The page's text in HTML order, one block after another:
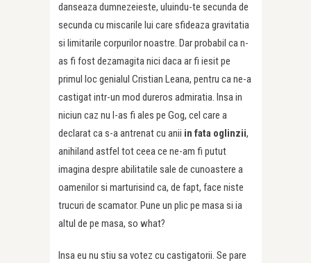
danseaza dumnezeieste, uluindu-te secunda de
secunda cu miscarile lui care sfideaza gravitatia
si limitarile corpurilor noastre. Dar probabil ca n-
as fi fost dezamagita nici daca ar fi iesit pe
primul loc genialul Cristian Leana, pentru ca ne-a
castigat intr-un mod dureros admiratia. Insa in
niciun caz nu l-as fi ales pe Gog, cel care a
declarat ca s-a antrenat cu anii in fata oglinzii,
anihiland astfel tot ceea ce ne-am fi putut
imagina despre abilitatile sale de cunoastere a
oamenilor si marturisind ca, de fapt, face niste
trucuri de scamator. Pune un plic pe masa si ia
altul de pe masa, so what?
Insa eu nu stiu sa votez cu castigatorii. Se pare